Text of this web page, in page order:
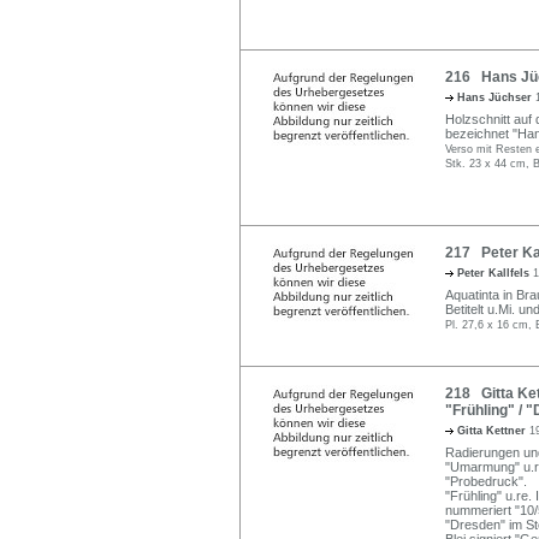
216 Hans
Hans Jüchser
Holzschnitt auf
bezeichnet
Verso mit Resten
Stk. 23 x 44 cm,
217 Peter
Peter Kallfels
Aquatinta in
Betitelt u.Mi.
Pl. 27,6 x 16 cm,
218 Gitta
"Frühling" /
Gitta Kettner
Radierungen
"Umarmung"
"Probedruck".
"Frühling" u.re.
nummeriert
"Dresden" im